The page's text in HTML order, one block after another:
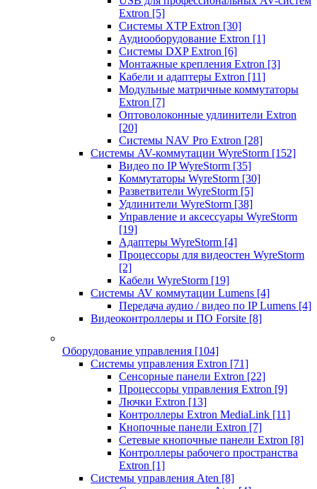
Extron [5]
Системы XTP Extron [30]
Аудиооборудование Extron [1]
Системы DXP Extron [6]
Монтажные крепления Extron [3]
Кабели и адаптеры Extron [11]
Модульные матричные коммутаторы
Extron [7]
Оптоволоконные удлинители Extron
[20]
Системы NAV Pro Extron [28]
Системы AV-коммутации WyreStorm [152]
Видео по IP WyreStorm [35]
Коммутаторы WyreStorm [30]
Разветвители WyreStorm [5]
Удлинители WyreStorm [38]
Управление и аксессуары WyreStorm
[19]
Адаптеры WyreStorm [4]
Процессоры для видеостен WyreStorm
[2]
Кабели WyreStorm [19]
Системы AV коммутации Lumens [4]
Передача аудио / видео по IP Lumens [4]
Видеоконтроллеры и ПО Forsite [8]
Оборудование управления [104]
Системы управления Extron [71]
Сенсорные панели Extron [22]
Процессоры управления Extron [9]
Лючки Extron [13]
Контроллеры Extron MediaLink [11]
Кнопочные панели Extron [7]
Сетевые кнопочные панели Extron [8]
Контроллеры рабочего пространства
Extron [1]
Системы управления Aten [8]